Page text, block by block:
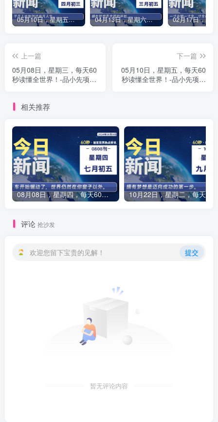
05月10日，星期五，每天60秒读懂全世界！-品小先项目发源地 04月13日，星期六，每天60秒读懂全世界！-品小先项目发源地
上一篇
05月08日，星期三，每天60
秒读懂全世界！-品小先项目
下一篇
05月10日，星期五，每天60
秒读懂全世界！-品小先项目
相关推荐
08月08日，星期四，每天60秒读懂全世界！-品小先项目发源地
评论 抢沙发
欢迎您留下宝贵的见解！ 提交
暂无评论内容